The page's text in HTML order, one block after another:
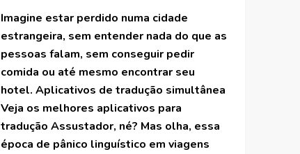
Imagine estar perdido numa cidade
estrangeira, sem entender nada do que as
pessoas falam, sem conseguir pedir
comida ou até mesmo encontrar seu
hotel. Aplicativos de tradução simultânea
Veja os melhores aplicativos para
tradução Assustador, né? Mas olha, essa
época de pânico linguístico em viagens